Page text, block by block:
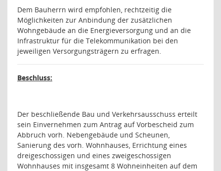
Dem Bauherrn wird empfohlen, rechtzeitig die
Möglichkeiten zur Anbindung der zusätzlichen
Wohngebäude an die Energieversorgung und an die
Infrastruktur für die Telekommunikation bei den
jeweiligen Versorgungsträgern zu erfragen.
Beschluss:
Der beschließende Bau und Verkehrsausschuss erteilt
sein Einvernehmen zum Antrag auf Vorbescheid zum
Abbruch vorh. Nebengebäude und Scheunen,
Sanierung des vorh. Wohnhauses, Errichtung eines
dreigeschossigen und eines zweigeschossigen
Wohnhauses mit insgesamt 8 Wohneinheiten auf dem